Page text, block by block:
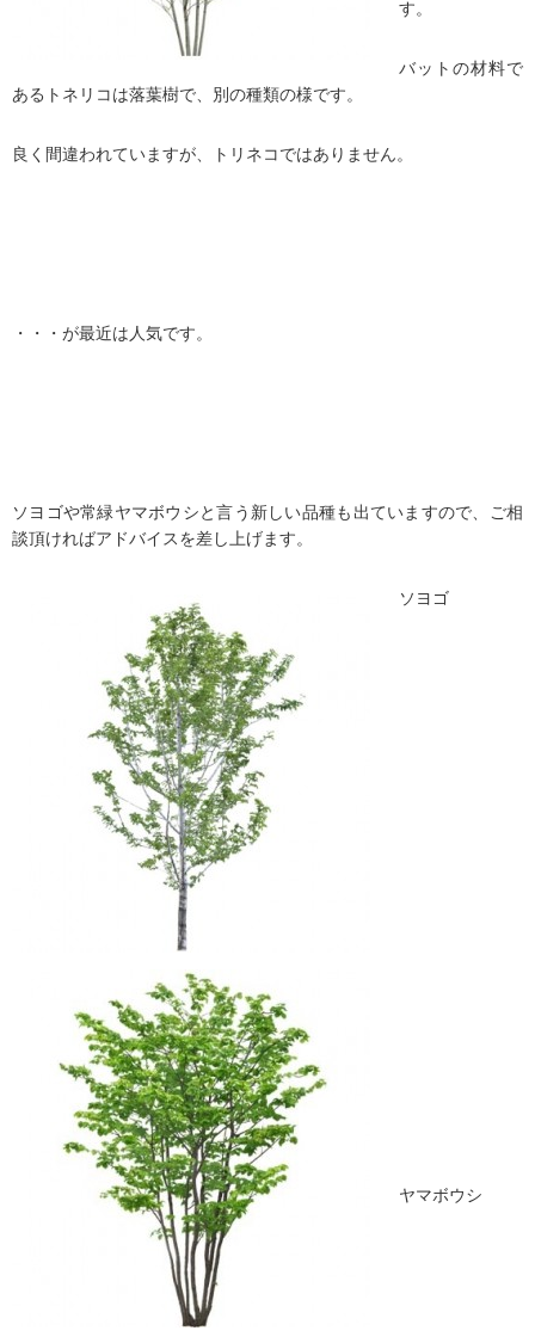
す。
バットの材料で
あるトネリコは落葉樹で、別の種類の様です。
良く間違われていますが、トリネコではありません。
・・・が最近は人気です。
ソヨゴや常緑ヤマボウシと言う新しい品種も出ていますので、ご相
談頂ければアドバイスを差し上げます。
ソヨゴ
ヤマボウシ